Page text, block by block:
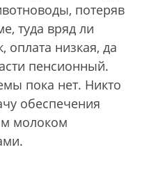
потеряв
туда вряд ли
оплата низкая, да
пенсионный.
пока нет. Никто
обеспечения
молоком